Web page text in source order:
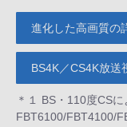
進化した高画質の
BS4K／CS4K放送
＊１ BS・110度CS
FBT6100/FBT4100/